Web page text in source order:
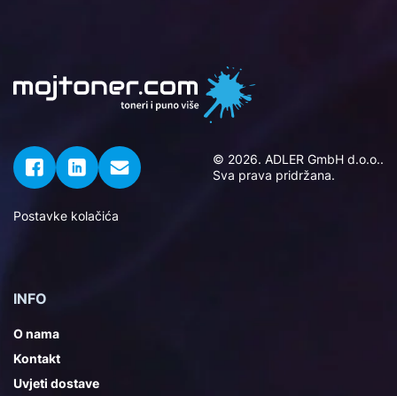
© 2026. ADLER GmbH d.o.o..
Sva prava pridržana.
Postavke kolačića
INFO
O nama
Kontakt
Uvjeti dostave